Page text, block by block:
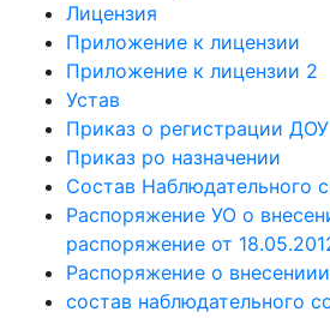
Лицензия
Приложение к лицензии
Приложение к лицензии 2
Устав
Приказ о регистрации ДОУ
Приказ ро назначении
Состав Наблюдательного
Распоряжение УО о
распоряжение от
Распоряжение о
состав наблюдательного